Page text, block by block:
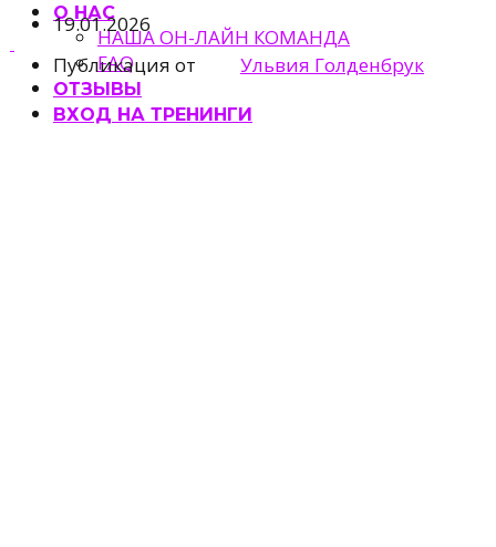
О НАС
НАША ОН-ЛАЙН КОМАНДА
FAQ
ОТЗЫВЫ
ВХОД НА ТРЕНИНГИ
19.01.2026
Публикация от
Ульвия Голденбрук